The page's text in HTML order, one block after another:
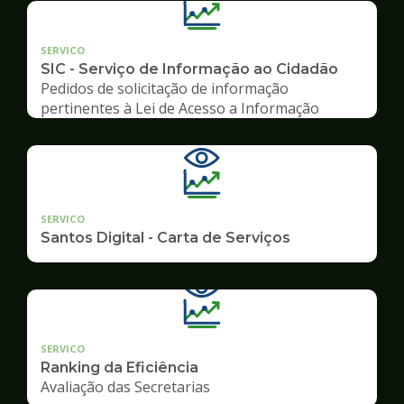
SERVICO
SIC - Serviço de Informação ao Cidadão
Pedidos de solicitação de informação
pertinentes à Lei de Acesso a Informação
SERVICO
Santos Digital - Carta de Serviços
SERVICO
Ranking da Eficiência
Avaliação das Secretarias